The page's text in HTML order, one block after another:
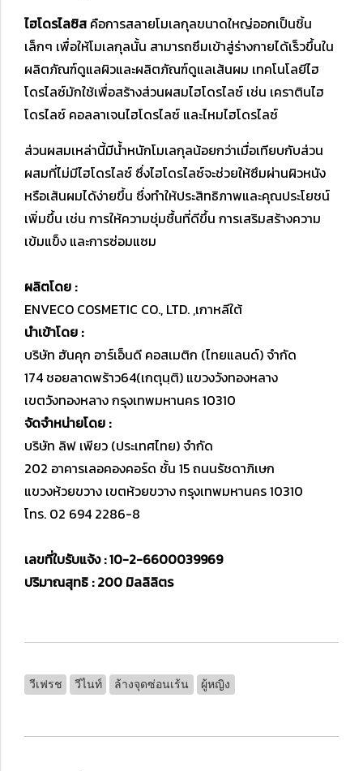
ไฮโดรไลซิส คือการสลายโมเลกุลขนาดใหญ่ออกเป็นชิ้น
เล็กๆ เพื่อให้โมเลกุลนั้น สามารถซึมเข้าสู่ร่างกายได้เร็วขึ้นใน
ผลิตภัณฑ์ดูแลผิวและผลิตภัณฑ์ดูแลเส้นผม เทคโนโลยีไฮ
โดรไลซ์มักใช้เพื่อสร้างส่วนผสมไฮโดรไลซ์ เช่น เคราตินไฮ
โดรไลซ์ คอลลาเจนไฮโดรไลซ์ และไหมไฮโดรไลซ์
ส่วนผสมเหล่านี้มีน้ำหนักโมเลกุลน้อยกว่าเมื่อเทียบกับส่วน
ผสมที่ไม่มีไฮโดรไลซ์ ซึ่งไฮโดรไลซ์จะช่วยให้ซึมผ่านผิวหนัง
หรือเส้นผมได้ง่ายขึ้น ซึ่งทำให้ประสิทธิภาพและคุณประโยชน์
เพิ่มขึ้น เช่น การให้ความชุ่มชื้นที่ดีขึ้น การเสริมสร้างความ
เข้มแข็ง และการซ่อมแซม
ผลิตโดย :
ENVECO COSMETIC CO., LTD. ,เกาหลีใต้
นำเข้าโดย :
บริษัท ฮันคุก อาร์เอ็นดี คอสเมติก (ไทยแลนด์) จำกัด
174 ชอยลาดพร้าว64(เกตุนฺติ) แขวงวังทองหลาง
เขตวังทองหลาง กรุงเทพมหานคร 10310
จัดจำหน่ายโดย :
บริษัท ลิฟ เพียว (ประเทศไทย) จำกัด
202 อาคารเลอคองคอร์ด ชั้น 15 ถนนรัชดาภิเษก
แขวงห้วยขวาง เขตห้วยขวาง กรุงเทพมหานคร 10310
โทร. 02 694 2286-8
เลขที่ใบรับแจ้ง : 10-2-6600039969
ปริมาณสุทธิ : 200 มิลลิลิตร
วีเฟรช วีไนท์ ล้างจุดซ่อนเร้น ผู้หญิง